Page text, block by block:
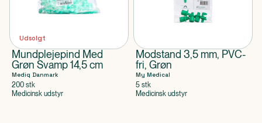
Udsolgt
Mundplejepind Med
Grøn Svamp 14,5 cm
Mediq Danmark
200 stk
Medicinsk udstyr
Modstand 3,5 mm, PVC-
fri, Grøn
My Medical
5 stk
Medicinsk udstyr